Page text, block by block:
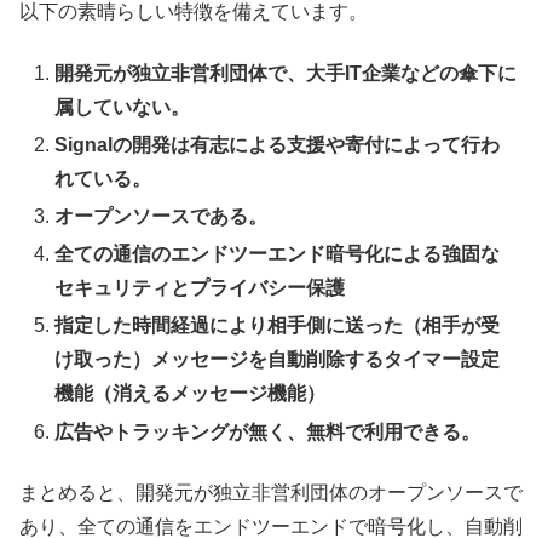
以下の素晴らしい特徴を備えています。
開発元が独立非営利団体で、大手IT企業などの傘下に
属していない。
Signalの開発は有志による支援や寄付によって行わ
れている。
オープンソースである。
全ての通信のエンドツーエンド暗号化による強固な
セキュリティとプライバシー保護
指定した時間経過により相手側に送った（相手が受
け取った）メッセージを自動削除するタイマー設定
機能（消えるメッセージ機能）
広告やトラッキングが無く、無料で利用できる。
まとめると、開発元が独立非営利団体のオープンソースで
あり、全ての通信をエンドツーエンドで暗号化し、自動削